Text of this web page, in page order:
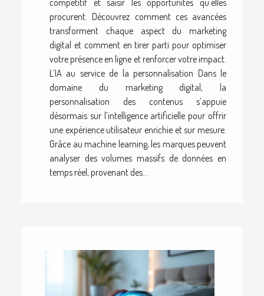
compétitif et saisir les opportunités qu'elles
procurent. Découvrez comment ces avancées
transforment chaque aspect du marketing
digital et comment en tirer parti pour optimiser
votre présence en ligne et renforcer votre impact.
L’IA au service de la personnalisation Dans le
domaine du marketing digital, la
personnalisation des contenus s’appuie
désormais sur l’intelligence artificielle pour offrir
une expérience utilisateur enrichie et sur mesure.
Grâce au machine learning, les marques peuvent
analyser des volumes massifs de données en
temps réel, provenant des...